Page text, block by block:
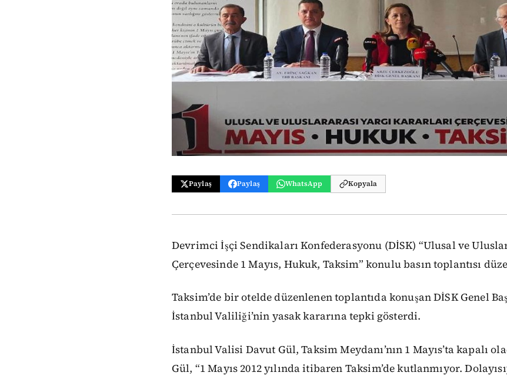
Paylaş Paylaş WhatsApp Kopyala
Devrimci İşçi Sendikaları Konfederasyonu (DİSK) “Ulusal ve
Çerçevesinde 1 Mayıs, Hukuk, Taksim” konulu basın toplantısı
Taksim’de bir otelde düzenlenen toplantıda konuşan DİSK Genel
İstanbul Valiliği’nin yasak kararına tepki gösterdi.
İstanbul Valisi Davut Gül, Taksim Meydanı’nın 1 Mayıs’ta kapalı
Gül, “1 Mayıs 2012 yılında itibaren Taksim’de kutlanmıyor.